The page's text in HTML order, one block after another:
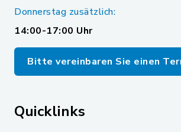
Donnerstag zusätzlich:
14:00-17:00 Uhr
Bitte vereinbaren Sie einen
Quicklinks